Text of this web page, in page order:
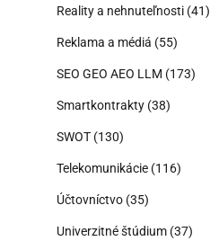
Reality a nehnuteľnosti (41)
Reklama a médiá (55)
SEO GEO AEO LLM (173)
Smartkontrakty (38)
SWOT (130)
Telekomunikácie (116)
Účtovníctvo (35)
Univerzitné štúdium (37)